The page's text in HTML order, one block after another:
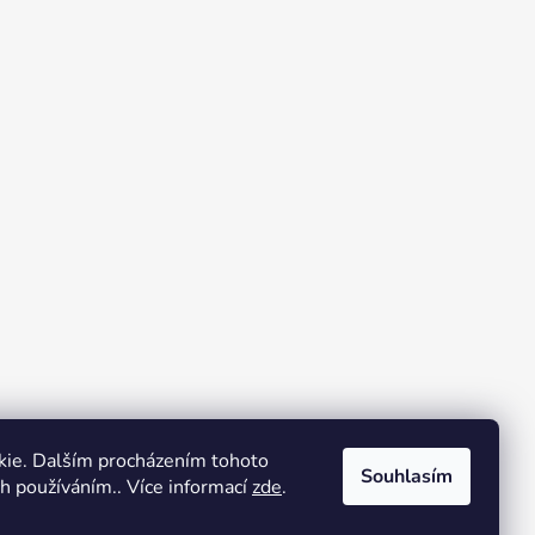
Dalším procházením tohoto
používáním.. Více informacízde. Souhlasím